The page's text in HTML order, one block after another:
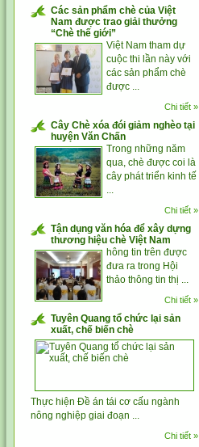
Các sản phẩm chè của Việt
Nam được trao giải thưởng
“Chè thế giới”
Việt Nam tham dự
cuộc thi lần này với
các sản phẩm chè
được ...
Chi tiết »
Cây Chè xóa đói giảm nghèo tại
huyện Văn Chấn
Trong những năm
qua, chè được coi là
cây phát triển kinh tế
...
Chi tiết »
Tận dụng văn hóa để xây dựng
thương hiệu chè Việt Nam
hông tin trên được
đưa ra trong Hội
thảo thông tin thị ...
Chi tiết »
Tuyên Quang tổ chức lại sản
xuất, chế biến chè
Thực hiện Đề án tái cơ cấu ngành
nông nghiệp giai đoạn ...
Chi tiết »